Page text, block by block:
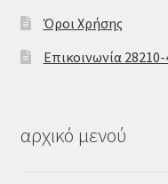
Όροι Χρήσης
Επικοινωνία
αρχικό μενού